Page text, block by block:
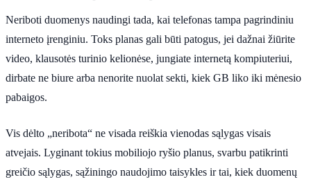
Neriboti duomenys naudingi tada, kai telefonas tampa pagrindiniu
interneto įrenginiu. Toks planas gali būti patogus, jei dažnai žiūrite
video, klausotės turinio kelionėse, jungiate internetą kompiuteriui,
dirbate ne biure arba nenorite nuolat sekti, kiek GB liko iki mėnesio
pabaigos.
Vis dėlto „neribota“ ne visada reiškia vienodas sąlygas visais
atvejais. Lyginant tokius mobiliojo ryšio planus, svarbu patikrinti
greičio sąlygas, sąžiningo naudojimo taisykles ir tai, kiek duomenų